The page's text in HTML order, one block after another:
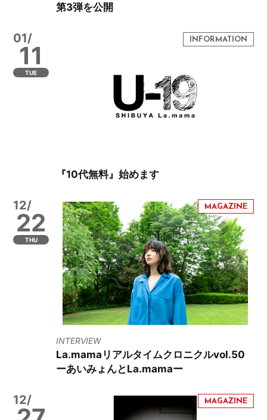
第3弾を公開
01/
11
TUE
『10代無料』始めます
12/
22
THU
INTERVIEW
La.mamaリアルタイムクロニクルvol.50
ーあいみょんとLa.mamaー
12/